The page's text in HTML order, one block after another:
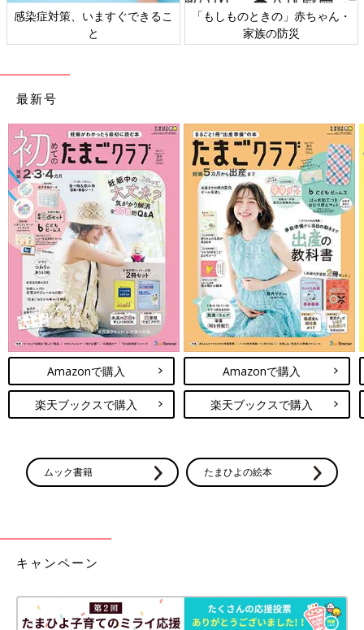
感染症対策、いますぐできるこ
と
「もしものときの」赤ちゃん・
家族の防災
最新号
Amazonで購入
楽天ブックスで購入
Amazonで購入
楽天ブックスで購入
ムック書籍 たまひよの絵本
キャンペーン